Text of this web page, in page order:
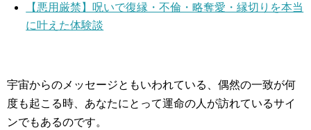
【悪用厳禁】呪いで復縁・不倫・略奪愛・縁切りを本当
に叶えた体験談
宇宙からのメッセージともいわれている、偶然の一致が何
度も起こる時、あなたにとって運命の人が訪れているサイ
ンでもあるのです。